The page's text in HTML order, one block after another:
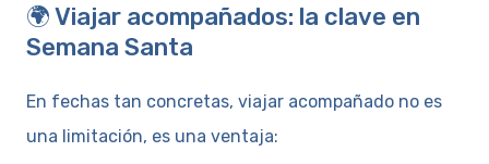
🌍 Viajar acompañados: la clave en
Semana Santa
En fechas tan concretas, viajar acompañado no es
una limitación, es una ventaja: